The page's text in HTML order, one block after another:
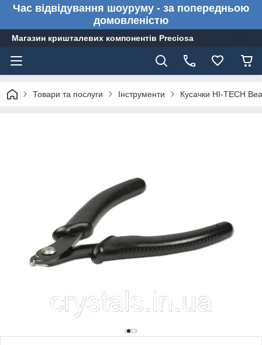
Час відвідування шоуруму - за попередньою
домовленістю
Магазин кришталевих компонентів Preciosa
Товари та послуги Інструменти Кусачки HI-TECH